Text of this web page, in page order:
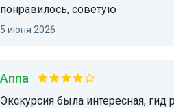
понравилось, советую
5 июня 2026
Anna
Экскурсия была интересная, гид рассказывал увлекательно и маршрут хорошо продуман.